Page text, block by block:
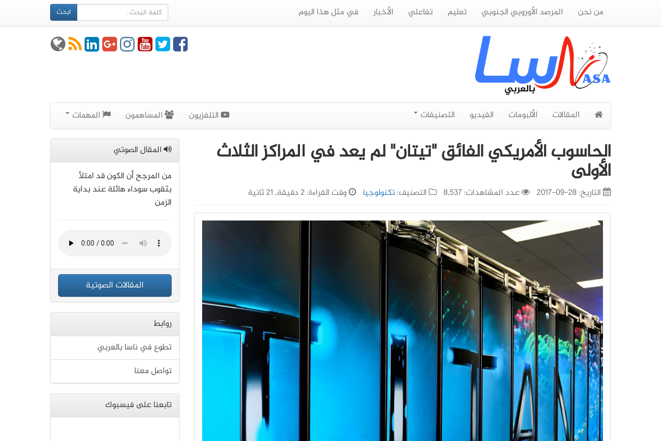
من نحن المرصد الأوروبي الجنوبي تعليم تفاعلي الأخبار في مثل هذا اليوم ابحث
المقالات الألبومات الفيديو التصنيفات التلفزيون المساهمون المهمات
الحاسوب الأمريكي الفائق "تيتان" لم يعد في المراكز الثلاث
الأولى
التاريخ:28-09-2017 عدد المشاهدات: 8,537 التصنيف:تكنولوجيا وقت القراءة: 2 دقيقة, 21 ثانية
المقال الصوتي
من المرجح أن الكون قد امتلأ
بثقوب سوداء هائلة عند بداية
الزمن
المقالات الصوتية
روابط
تطوع في ناسا بالعربي
تواصل معنا
تابعنا على فيسبوك